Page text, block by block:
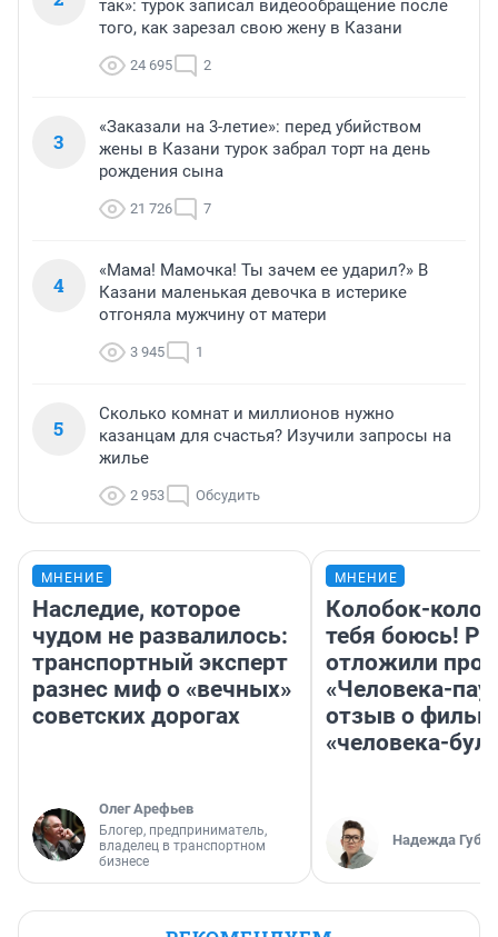
так»: турок записал видеообращение после
того, как зарезал свою жену в Казани
24 695 2
3
«Заказали на 3-летие»: перед убийством
жены в Казани турок забрал торт на день
рождения сына
21 726 7
4
«Мама! Мамочка! Ты зачем ее ударил?» В
Казани маленькая девочка в истерике
отгоняла мужчину от матери
3 945 1
5
Сколько комнат и миллионов нужно
казанцам для счастья? Изучили запросы на
жилье
2 953 Обсудить
МНЕНИЕ
Наследие, которое
чудом не развалилось:
транспортный эксперт
разнес миф о «вечных»
советских дорогах
Олег Арефьев
Блогер, предприниматель,
владелец в транспортном
бизнесе
МНЕНИЕ
Колобок-
тебя боюсь!
отложили
«Человека-
отзыв о
«человека-
Надежда